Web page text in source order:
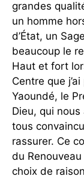
grandes
un homme
d’État, un
beaucoup le
Haut et fort
Centre que
Yaoundé, le
Dieu, qui
tous
rassurer. Ce
du
choix de